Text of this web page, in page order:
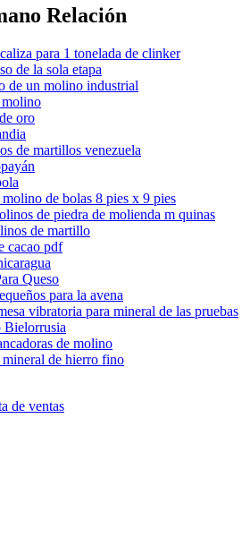
Relación
para 1 tonelada de clinker
de la sola etapa
de un molino industrial
molino
oro
de martillos venezuela
de bolas 8 pies x 9 pies
de piedra de molienda m quinas
de martillo
cacao pdf
Queso
para la avena
vibratoria para mineral de las pruebas
Bielorrusia
de molino
de hierro fino
de ventas